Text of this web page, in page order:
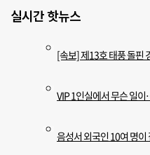
실시간 핫뉴스
VIP 1인실에서 무슨 일
음성서 외국인 10여 명